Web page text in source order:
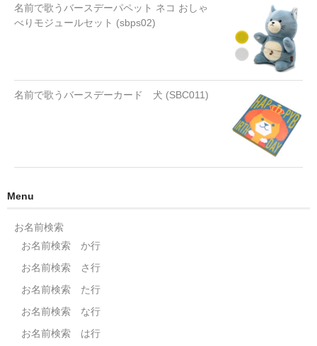
名前で歌うバースデーパペット ネコ おしゃ
べりモジュールセット (sbps02)
名前で歌うバースデーカード 犬 (SBC011)
Menu
お名前検索
お名前検索 か行
お名前検索 さ行
お名前検索 た行
お名前検索 な行
お名前検索 は行